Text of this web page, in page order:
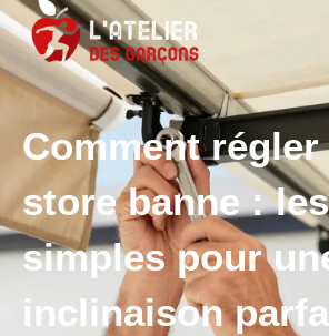
Comment régler
store banne :
simples pour
inclinaison